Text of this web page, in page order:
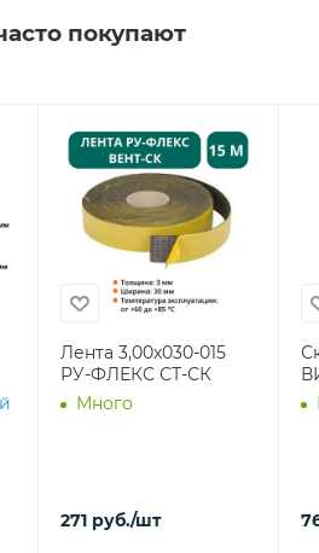
покупают
Лента 3,00х030-015
РУ-ФЛЕКС СТ-СК
Много
271 руб./шт